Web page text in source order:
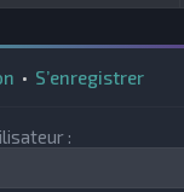
• S’enregistrer
: